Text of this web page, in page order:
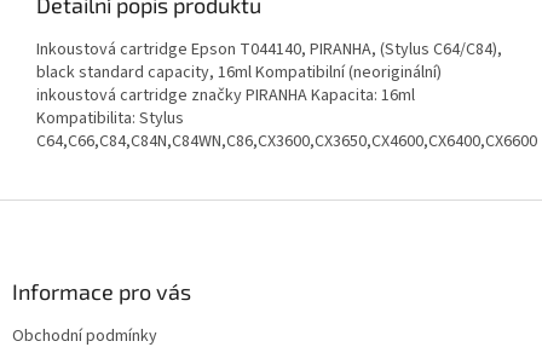
Detailní popis produktu
Inkoustová cartridge Epson T044140, PIRANHA, (Stylus C64/C84),
black standard capacity, 16ml Kompatibilní (neoriginální)
inkoustová cartridge značky PIRANHA Kapacita: 16ml
Kompatibilita: Stylus
C64,C66,C84,C84N,C84WN,C86,CX3600,CX3650,CX4600,CX6400,CX6600
Informace pro vás
Obchodní podmínky